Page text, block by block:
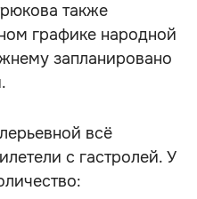
также
графике народной
запланировано
всё
с гастролей. У